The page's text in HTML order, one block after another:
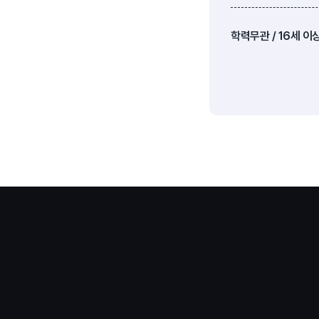
학력무관 / 16세 이